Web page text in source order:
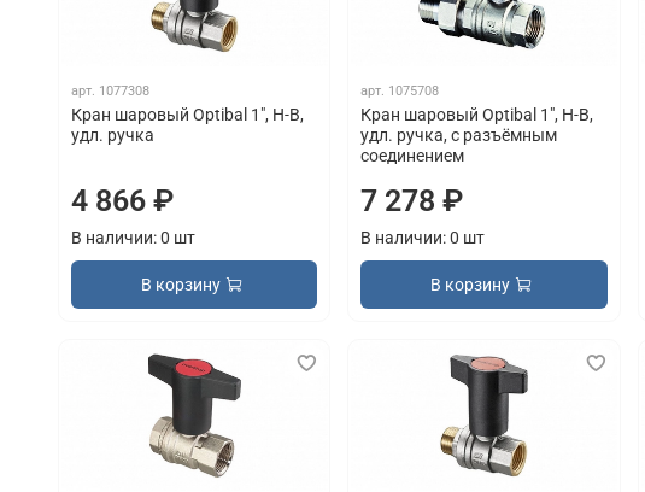
арт. 1077308
Кран шаровый Optibal 1", Н-В,
удл. ручка
4 866 ₽
В наличии: 0 шт
В корзину
арт. 1075708
Кран шаровый Optibal 1", Н-В,
удл. ручка, с разъёмным
соединением
7 278 ₽
В наличии: 0 шт
В корзину